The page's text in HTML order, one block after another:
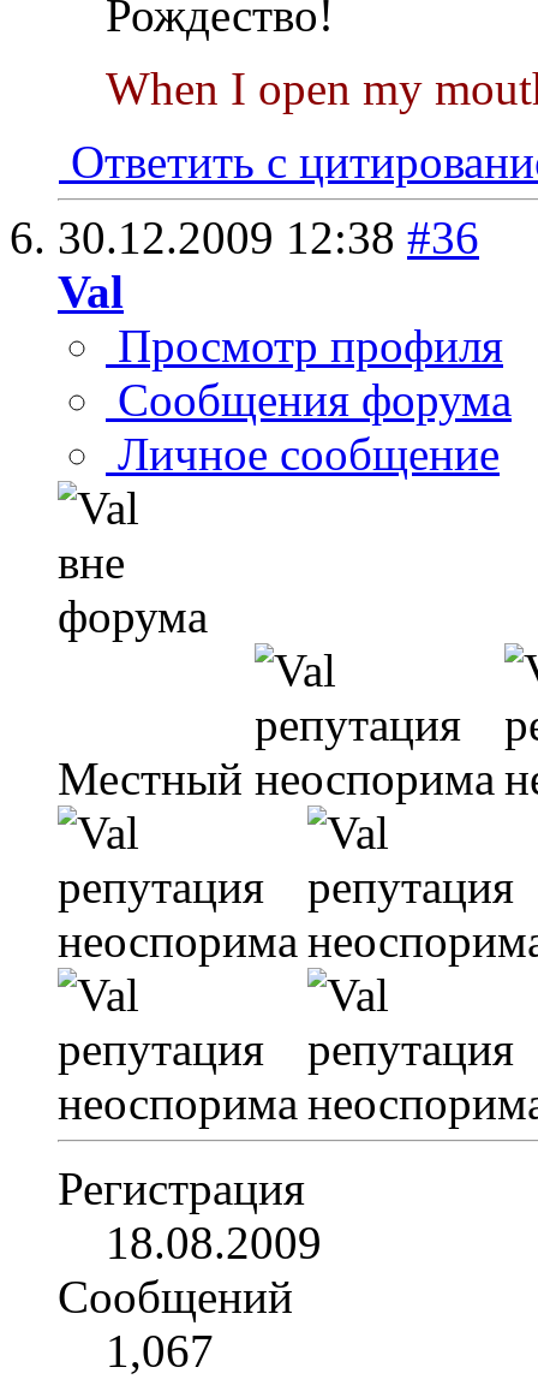
Рождество!
When I open my
Ответить с
30.12.2009 12:38 #36
Val
Просмотр профиля
Сообщения форума
Личное сообщение
Местный
Регистрация
18.08.2009
Сообщений
1,067